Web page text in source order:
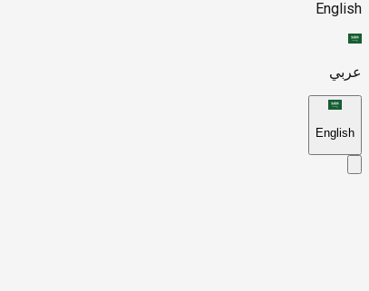
English
عربي
English